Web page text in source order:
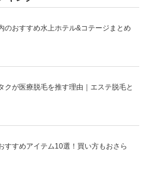
のおすすめ水上ホテル&コテージまとめ
クが医療脱毛を推す理由｜エステ脱毛と
すすめアイテム10選！買い方もおさら